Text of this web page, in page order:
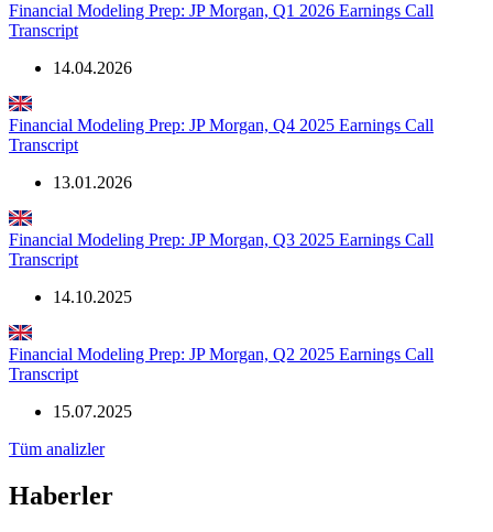
Financial Modeling Prep: JP Morgan, Q1 2026 Earnings Call
Transcript
14.04.2026
Financial Modeling Prep: JP Morgan, Q4 2025 Earnings Call
Transcript
13.01.2026
Financial Modeling Prep: JP Morgan, Q3 2025 Earnings Call
Transcript
14.10.2025
Financial Modeling Prep: JP Morgan, Q2 2025 Earnings Call
Transcript
15.07.2025
Tüm analizler
Haberler